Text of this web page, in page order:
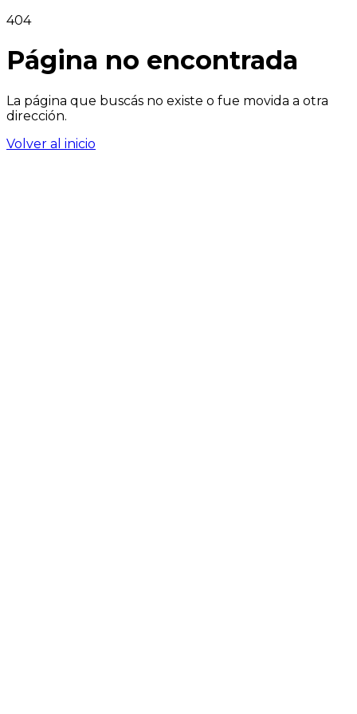
404
Página no encontrada
La página que buscás no existe o fue movida a otra
dirección.
Volver al inicio